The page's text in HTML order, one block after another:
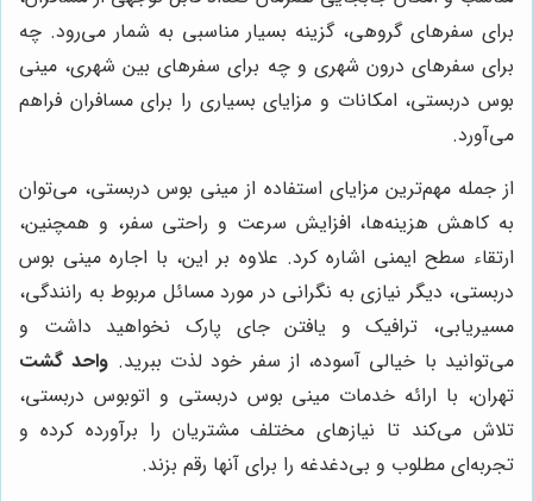
برای سفرهای گروهی، گزینه بسیار مناسبی به شمار می‌رود. چه
برای سفرهای درون شهری و چه برای سفرهای بین شهری، مینی
بوس دربستی، امکانات و مزایای بسیاری را برای مسافران فراهم
می‌آورد.
از جمله مهم‌ترین مزایای استفاده از مینی بوس دربستی، می‌توان
به کاهش هزینه‌ها، افزایش سرعت و راحتی سفر، و همچنین،
ارتقاء سطح ایمنی اشاره کرد. علاوه بر این، با اجاره مینی بوس
دربستی، دیگر نیازی به نگرانی در مورد مسائل مربوط به رانندگی،
مسیریابی، ترافیک و یافتن جای پارک نخواهید داشت و
می‌توانید با خیالی آسوده، از سفر خود لذت ببرید. واحد گشت
تهران، با ارائه خدمات مینی بوس دربستی و اتوبوس دربستی،
تلاش می‌کند تا نیازهای مختلف مشتریان را برآورده کرده و
تجربه‌ای مطلوب و بی‌دغدغه را برای آنها رقم بزند.